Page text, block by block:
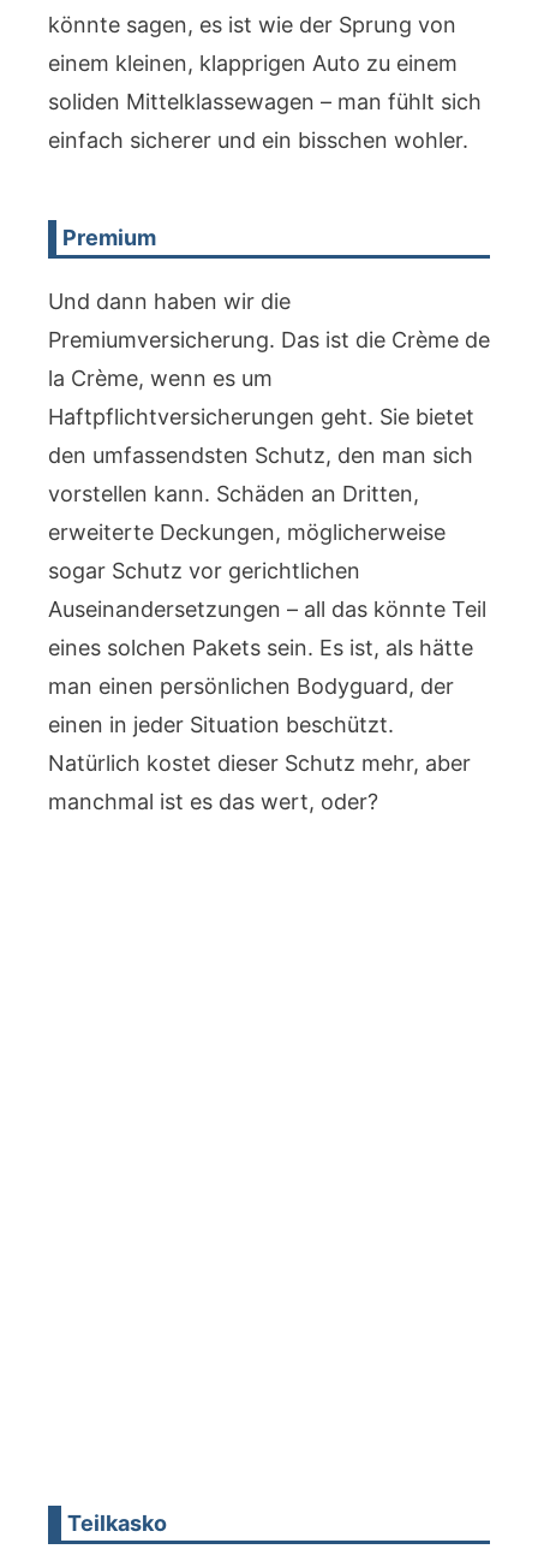
könnte sagen, es ist wie der Sprung von
einem kleinen, klapprigen Auto zu einem
soliden Mittelklassewagen – man fühlt sich
einfach sicherer und ein bisschen wohler.
Premium
Und dann haben wir die
Premiumversicherung. Das ist die Crème de
la Crème, wenn es um
Haftpflichtversicherungen geht. Sie bietet
den umfassendsten Schutz, den man sich
vorstellen kann. Schäden an Dritten,
erweiterte Deckungen, möglicherweise
sogar Schutz vor gerichtlichen
Auseinandersetzungen – all das könnte Teil
eines solchen Pakets sein. Es ist, als hätte
man einen persönlichen Bodyguard, der
einen in jeder Situation beschützt.
Natürlich kostet dieser Schutz mehr, aber
manchmal ist es das wert, oder?
Teilkasko